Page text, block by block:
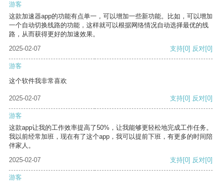
游客
这款加速器app的功能有点单一，可以增加一些新功能。比如，可以增加
一个自动切换线路的功能，这样就可以根据网络情况自动选择最优的线
路，从而获得更好的加速效果。
2025-02-07
支持[0] 反对[0]
游客
这个软件我非常喜欢
2025-02-07 支持[0] 反对[0]
游客
这款app让我的工作效率提高了50%，让我能够更轻松地完成工作任务。
我以前经常加班，现在有了这个app，我可以提前下班，有更多的时间陪
伴家人。
2025-02-07
支持[0] 反对[0]
游客